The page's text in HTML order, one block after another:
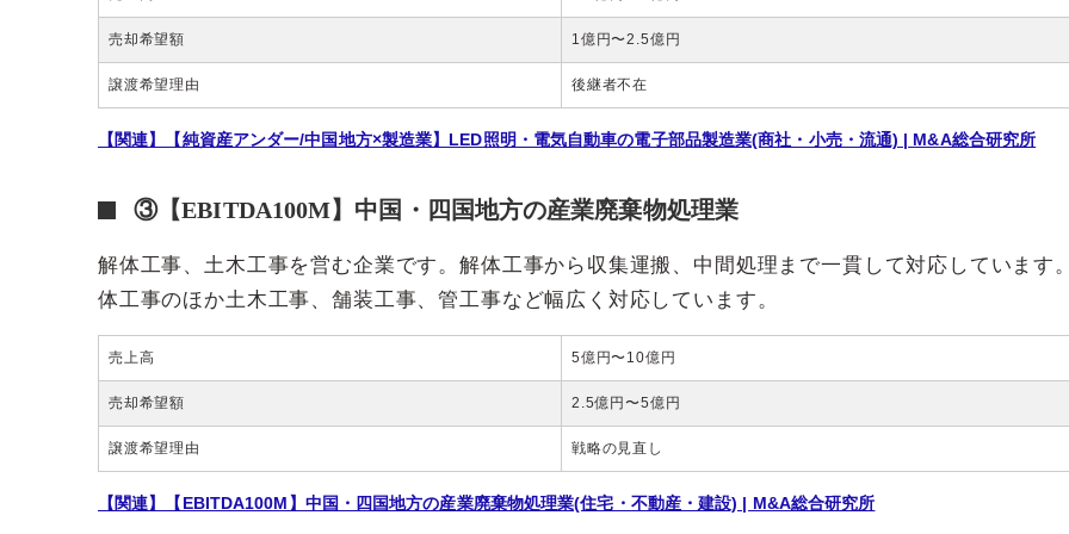
売却希望額 1億円〜2.5億円
譲渡希望理由 後継者不在
【関連】【純資産アンダー/中国地方×製造業】LED照明・電気自動車の電子部品製造業(商社・小売・流通) | M&A総合研究所
③【EBITDA100M】中国・四国地方の産業廃棄物処理業
解体工事、土木工事を営む企業です。解体工事から収集運搬、中間処理まで一貫して対応しています
体工事のほか土木工事、舗装工事、管工事など幅広く対応しています。
売上高 5億円〜10億円
売却希望額 2.5億円〜5億円
譲渡希望理由 戦略の見直し
【関連】【EBITDA100M】中国・四国地方の産業廃棄物処理業(住宅・不動産・建設) | M&A総合研究所